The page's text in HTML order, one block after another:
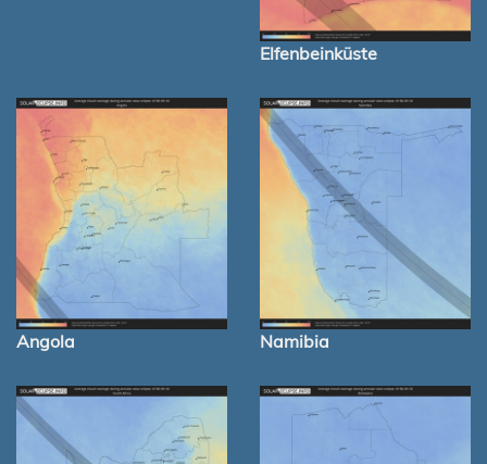
Elfenbeinküste
Angola Namibia